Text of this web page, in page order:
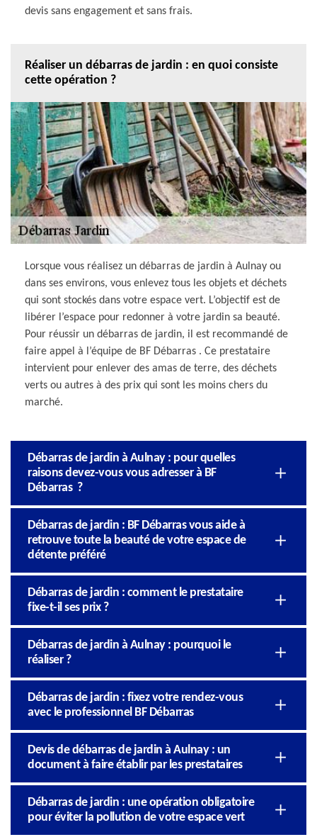
devis sans engagement et sans frais.
Réaliser un débarras de jardin : en quoi consiste
cette opération ?
Lorsque vous réalisez un débarras de jardin à Aulnay ou
dans ses environs, vous enlevez tous les objets et déchets
qui sont stockés dans votre espace vert. L’objectif est de
libérer l’espace pour redonner à votre jardin sa beauté.
Pour réussir un débarras de jardin, il est recommandé de
faire appel à l’équipe de BF Débarras . Ce prestataire
intervient pour enlever des amas de terre, des déchets
verts ou autres à des prix qui sont les moins chers du
marché.
Débarras de jardin à Aulnay : pour quelles
raisons devez-vous vous adresser à BF
Débarras ?
Débarras de jardin : BF Débarras vous aide à
retrouve toute la beauté de votre espace de
détente préféré
Débarras de jardin : comment le prestataire
fixe-t-il ses prix ?
Débarras de jardin à Aulnay : pourquoi le
réaliser ?
Débarras de jardin : fixez votre rendez-vous
avec le professionnel BF Débarras
Devis de débarras de jardin à Aulnay : un
document à faire établir par les prestataires
Débarras de jardin : une opération obligatoire
pour éviter la pollution de votre espace vert